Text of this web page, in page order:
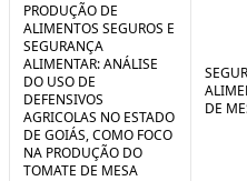
PRODUÇÃO DE
ALIMENTOS SEGUROS E
SEGURANÇA
ALIMENTAR: ANÁLISE
DO USO DE
DEFENSIVOS
AGRICOLAS NO ESTADO
DE GOIÁS, COMO FOCO
NA PRODUÇÃO DO
TOMATE DE MESA
DE